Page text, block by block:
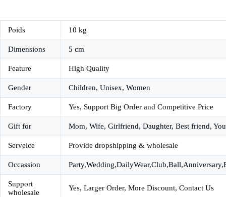
Poids 10 kg
Dimensions 5 cm
Feature High Quality
Gender Children, Unisex, Women
Factory Yes, Support Big Order and Competitive Price
Gift for Mom, Wife, Girlfriend, Daughter, Best friend,
Serveice Provide dropshipping & wholesale
Occassion
Support
wholesale
Yes, Larger Order, More Discount, Contact Us